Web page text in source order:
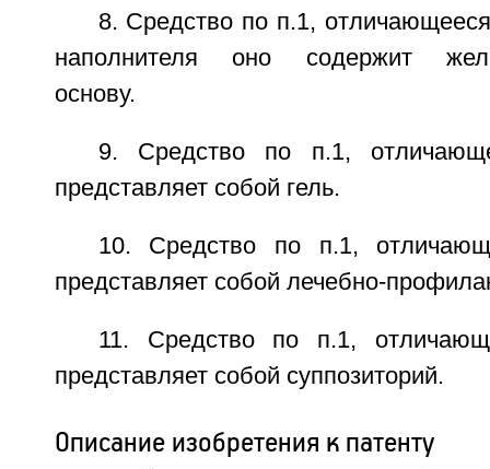
8. Средство по п.1,
наполнителя оно содержит
основу.
9. Средство по п.1,
представляет собой гель.
10. Средство по п.1,
представляет собой лечебно-
11. Средство по п.1,
представляет собой суппозиторий.
Описание изобретения к патенту